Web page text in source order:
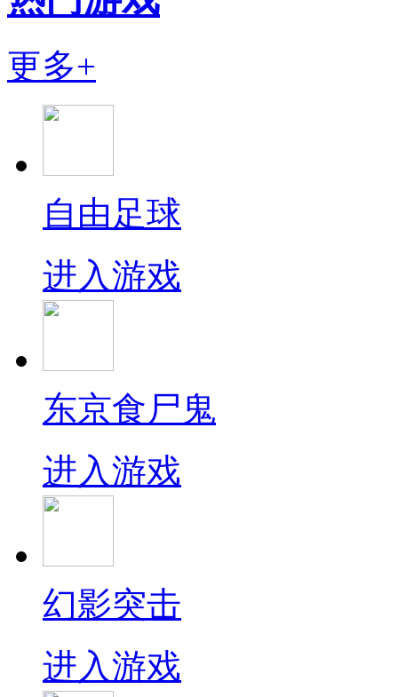
更多+
自由足球
进入游戏
东京食尸鬼
进入游戏
幻影突击
进入游戏